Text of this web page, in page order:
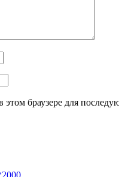
этом браузере для